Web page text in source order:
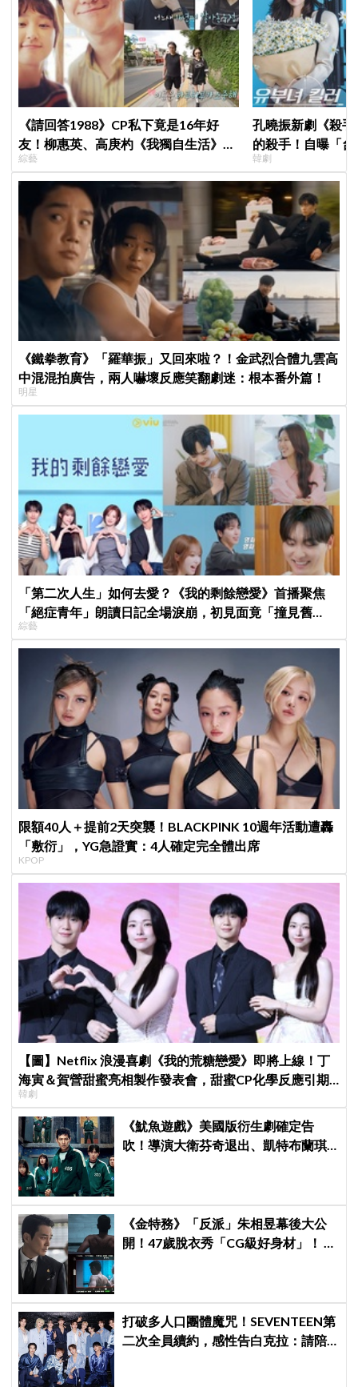
《請回答1988》CP私下竟是16年好
友！柳惠英、高庚杓《我獨自生活》預
告公開，暖心互動掀回憶殺
綜藝
孔曉振新劇《殺
的殺手！自曝「
小很多XD
韓劇
《鐵拳教育》「羅華振」又回來啦？！金武烈合體九雲高
中混混拍廣告，兩人嚇壞反應笑翻劇迷：根本番外篇！
明星
「第二次人生」如何去愛？《我的剩餘戀愛》首播聚焦
「絕症青年」朗讀日記全場淚崩，初見面竟「撞見舊
識」！
綜藝
限額40人＋提前2天突襲！BLACKPINK 10週年活動遭轟
「敷衍」，YG急證實：4人確定完全體出席
KPOP
【圖】Netflix 浪漫喜劇《我的荒糖戀愛》即將上線！丁
海寅＆賀營甜蜜亮相製作發表會，甜蜜CP化學反應引期
待
韓劇
《魷魚遊戲》美國版衍生劇確定告
吹！導演大衛芬奇退出、凱特布蘭琪
《金特務》「反派」朱相昱幕後大公
開！47歲脫衣秀「CG級好身材」！ 竟
打破多人口團體魔咒！SEVENTEEN第
二次全員續約，感性告白克拉：請陪